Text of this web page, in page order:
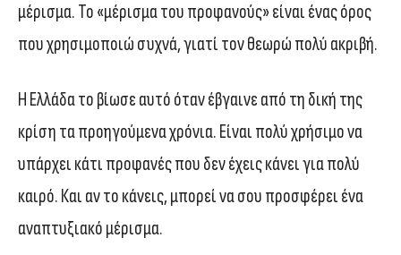
μέρισμα. Το «μέρισμα του προφανούς» είναι ένας όρος
που χρησιμοποιώ συχνά, γιατί τον θεωρώ πολύ ακριβή.
Η Ελλάδα το βίωσε αυτό όταν έβγαινε από τη δική της
κρίση τα προηγούμενα χρόνια. Είναι πολύ χρήσιμο να
υπάρχει κάτι προφανές που δεν έχεις κάνει για πολύ
καιρό. Και αν το κάνεις, μπορεί να σου προσφέρει ένα
αναπτυξιακό μέρισμα.